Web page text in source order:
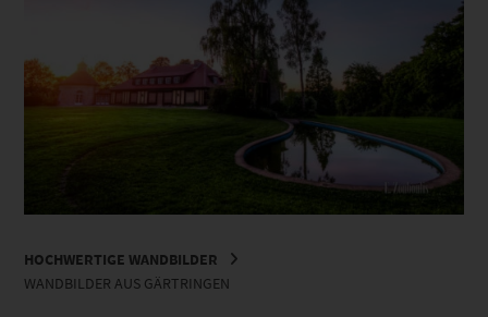
HOCHWERTIGE WANDBILDER
WANDBILDER AUS GÄRTRINGEN